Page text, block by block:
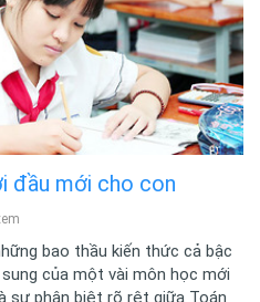
đầu mới cho con
bao thầu kiến thức cả bậc
của một vài môn học mới
sự phân biệt rõ rệt giữa Toán